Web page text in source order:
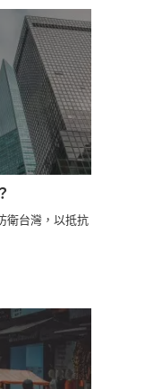
衛台灣，以抵抗